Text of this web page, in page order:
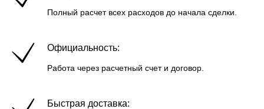
Полный расчет всех расходов до начала сделки.
Официальность:
Работа через расчетный счет и договор.
Быстрая доставка: